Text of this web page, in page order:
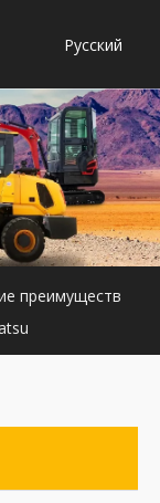
Pусский
Bahasa
indonesia
Türk dili
ไทย
Italiano
Deutsch
Português
преимуществ